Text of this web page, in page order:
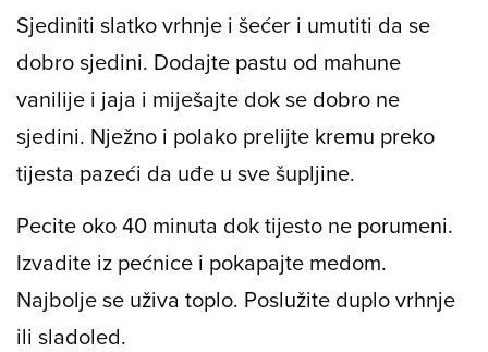
Sjediniti slatko vrhnje i šećer i umutiti da se
dobro sjedini. Dodajte pastu od mahune
vanilije i jaja i miješajte dok se dobro ne
sjedini. Nježno i polako prelijte kremu preko
tijesta pazeći da uđe u sve šupljine.
Pecite oko 40 minuta dok tijesto ne porumeni.
Izvadite iz pećnice i pokapajte medom.
Najbolje se uživa toplo. Poslužite duplo vrhnje
ili sladoled.